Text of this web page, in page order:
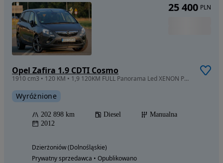
Opel Zafira 1.9 CDTI Cosmo
1910 cm3 • 120 KM • 1,9 120KM FULL Panorama Led XENON PDC 7-Os Możliwa Zamiana
Wyróżnione
202 898 km Diesel
Manualna
2012
Dzierżoniów (Dolnośląskie)
Prywatny sprzedawca • Opublikowano
25 400 PLN